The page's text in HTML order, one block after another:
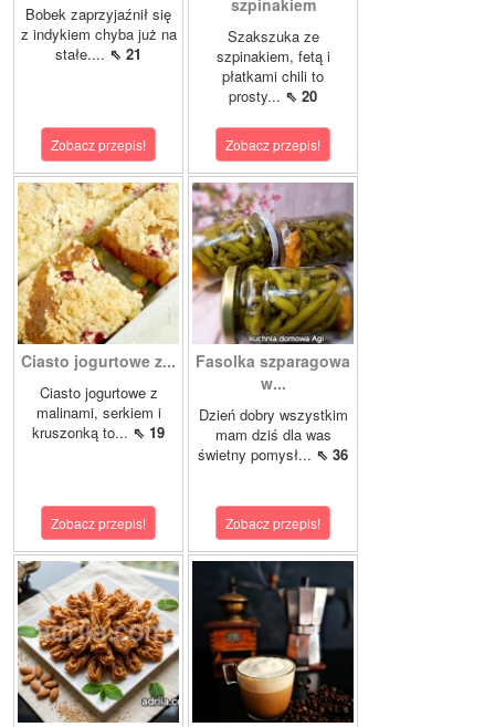
Bobek zaprzyjaźnił się
z indykiem chyba już na
stałe.... ⇖ 21
Zobacz przepis!
szpinakiem
Szakszuka ze
szpinakiem, fetą i
płatkami chili to
prosty... ⇖ 20
Zobacz przepis!
Ciasto jogurtowe z...
Ciasto jogurtowe z
malinami, serkiem i
kruszonką to... ⇖ 19
Zobacz przepis!
Fasolka szparagowa
w...
Dzień dobry wszystkim
mam dziś dla was
świetny pomysł... ⇖ 36
Zobacz przepis!